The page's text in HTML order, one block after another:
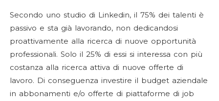
Secondo uno studio di Linkedin, il 75% dei talenti è
passivo e sta già lavorando, non dedicandosi
proattivamente alla ricerca di nuove opportunità
professionali. Solo il 25% di essi si interessa con più
costanza alla ricerca attiva di nuove offerte di
lavoro. Di conseguenza investire il budget aziendale
in abbonamenti e/o offerte di piattaforme di job